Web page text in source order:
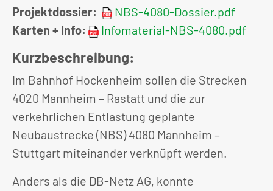
Projektdossier:
NBS-4080-Dossier.pdf
Karten + Info:
Infomaterial-NBS-4080.pdf
Kurzbeschreibung:
Im Bahnhof Hockenheim sollen die Strecken
4020 Mannheim – Rastatt und die zur
verkehrlichen Entlastung geplante
Neubaustrecke (NBS) 4080 Mannheim –
Stuttgart miteinander verknüpft werden.
Anders als die DB-Netz AG, konnte